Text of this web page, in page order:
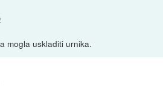
mogla uskladiti urnika.